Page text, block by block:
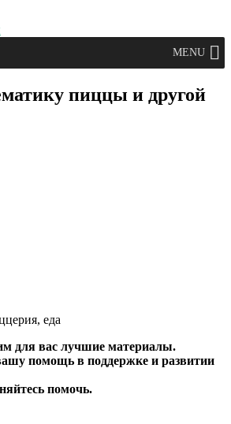
MENU
пиццы и другой
для вас лучшие материалы.
помощь в поддержке и развитии
помочь.